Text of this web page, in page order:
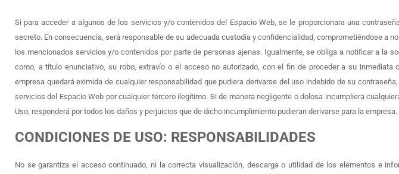
Si para acceder a algunos de los servicios y/o contenidos del Espacio Web, se le proporcionara una
secreto. En consecuencia, será responsable de su adecuada custodia y confidencialidad, comprometiéndose a
los mencionados servicios y/o contenidos por parte de personas ajenas. Igualmente, se obliga a notificar a la
como, a título enunciativo, su robo, extravío o el acceso no autorizado, con el fin de proceder a su
empresa quedará eximida de cualquier responsabilidad que pudiera derivarse del uso indebido de su
servicios del Espacio Web por cualquier tercero ilegítimo. Si de manera negligente o dolosa incumpliera
Uso, responderá por todos los daños y perjuicios que de dicho incumplimiento pudieran derivarse para la empresa.
CONDICIONES DE USO: RESPONSABILIDADES
No se garantiza el acceso continuado, ni la correcta visualización, descarga o utilidad de los elementos e